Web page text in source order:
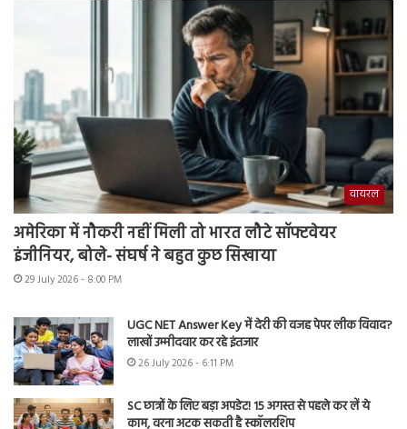
वायरल
अमेरिका में नौकरी नहीं मिली तो भारत लौटे सॉफ्टवेयर
इंजीनियर, बोले- संघर्ष ने बहुत कुछ सिखाया
29 July 2026 - 8:00 PM
UGC NET Answer Key में देरी की वजह पेपर लीक विवाद?
लाखों उम्मीदवार कर रहे इंतजार
26 July 2026 - 6:11 PM
SC छात्रों के लिए बड़ा अपडेट! 15 अगस्त से पहले कर लें ये
काम, वरना अटक सकती है स्कॉलरशिप